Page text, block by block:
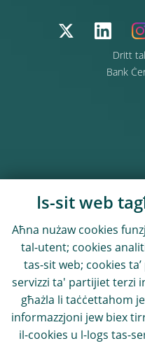
Dritt
Bank
Is-sit web
Aħna nużaw cookies
tal-utent; cookies
tas-sit web; cookies
servizzi ta' partijiet terzi
għażla li taċċettahom
informazzjoni jew biex
il-cookies u l-logs tas-